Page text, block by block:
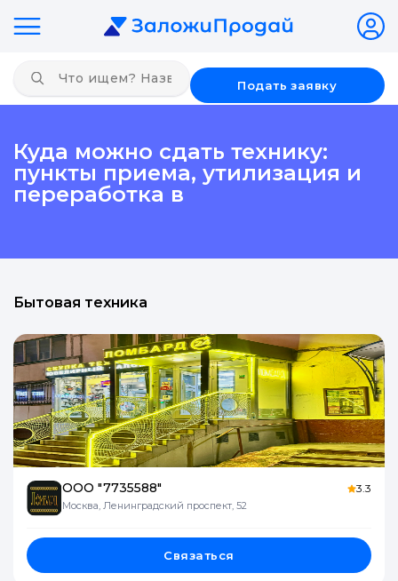
Подать заявку
Куда можно сдать технику:
пункты приема, утилизация и
переработка в
Бытовая техника
ООО "7735588"
Москва, Ленинградский проспект, 52
3.3
Связаться